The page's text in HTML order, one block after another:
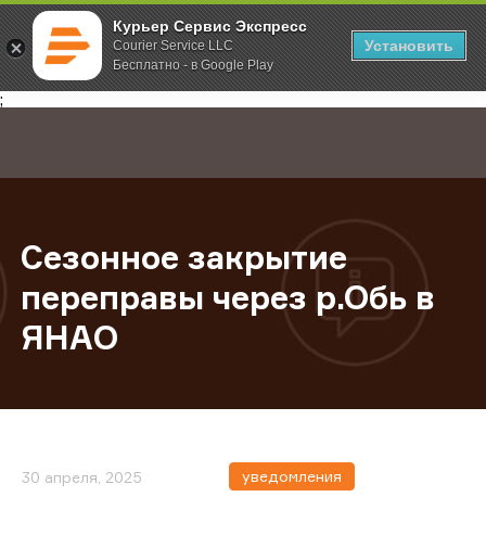
Курьер Сервис Экспресс
Courier Service LLC
Бесплатно - в Google Play
Установить
;
Главная О компании Новости Сезонное закрытие переправы
Сезонное закрытие
переправы через р.Обь в
ЯНАО
30 апреля, 2025 уведомления